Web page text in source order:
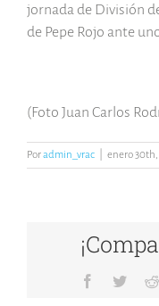
jornada de División
de Pepe Rojo ante
(Foto Juan Carlos
Poradmin_vrac enero 30th,
Facebook
Twitter